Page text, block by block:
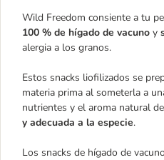
Wild Freedom consiente a tu
100 % de hígado de vacuno y
alergia a los granos.
Estos snacks liofilizados se
materia prima al someterla a
nutrientes y el aroma natural
y adecuada a la especie.
Los snacks de hígado de